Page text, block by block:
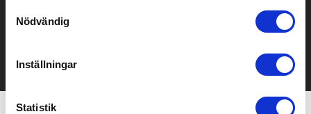
Nödvändig
Inställningar
Statistik